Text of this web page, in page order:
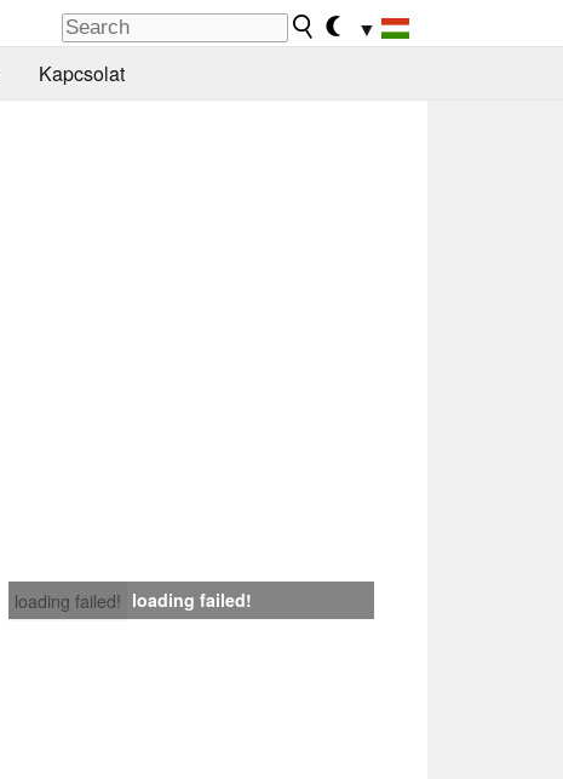
▼
Kapcsolat
loading failed! loading failed!